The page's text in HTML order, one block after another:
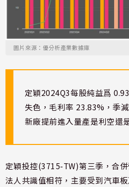
圖片來源：優分析產業數據庫
定穎2024Q3每股純益爲
失色，毛利率 23.83%，季
新廠提前進入量產是利空還
定穎投控(3715-TW)第三季，合
法人共識值相符，主要受到汽車